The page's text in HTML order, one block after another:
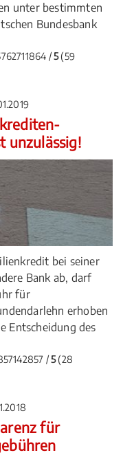
unter bestimmten
Bundesbank
/5(59
unzulässig!
bei seiner
Bank ab, darf
für
erhoben
Entscheidung des
/5(28
für